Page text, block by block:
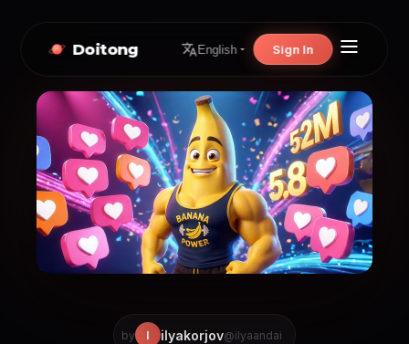
Doitong English Sign In
by I ilyakorjov@ilyaandai